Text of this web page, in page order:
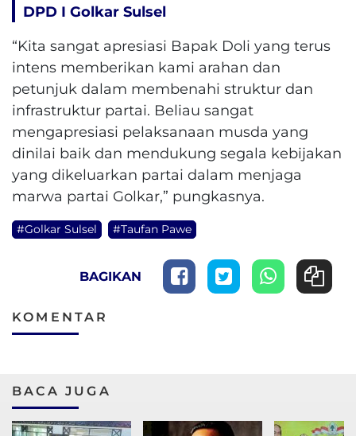
DPD I Golkar Sulsel
“Kita sangat apresiasi Bapak Doli yang terus
intens memberikan kami arahan dan
petunjuk dalam membenahi struktur dan
infrastruktur partai. Beliau sangat
mengapresiasi pelaksanaan musda yang
dinilai baik dan mendukung segala kebijakan
yang dikeluarkan partai dalam menjaga
marwa partai Golkar,” pungkasnya.
#Golkar Sulsel #Taufan Pawe
BAGIKAN
KOMENTAR
BACA JUGA